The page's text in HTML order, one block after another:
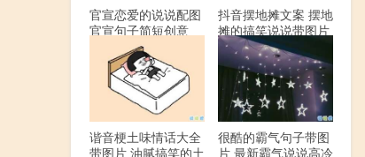
官宣恋爱的说说配图
官宣句子简短创意
抖音摆地摊文案 摆地
摊的搞笑说说带图片
谐音梗土味情话大全
带图片 油腻搞笑的土
很酷的霸气句子带图
片 最新霸气说说高冷